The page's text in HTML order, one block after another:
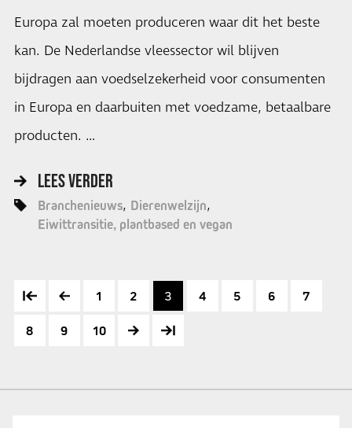
Europa zal moeten produceren waar dit het beste
kan. De Nederlandse vleessector wil blijven
bijdragen aan voedselzekerheid voor consumenten
in Europa en daarbuiten met voedzame, betaalbare
producten. …
LEES VERDER
Branchenieuws Dierenwelzijn
Eiwittransitie, plantbased en vegan
1 2 3 4 5 6 7
8 9 10